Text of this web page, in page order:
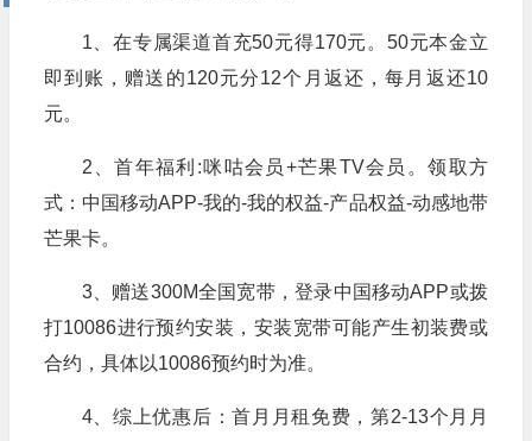
1、在专属渠道首充50元得170元。50元本金立
即到账，赠送的120元分12个月返还，每月返还10
元。
2、首年福利:咪咕会员+芒果TV会员。领取方
式：中国移动APP-我的-我的权益-产品权益-动感地带
芒果卡。
3、赠送300M全国宽带，登录中国移动APP或拨
打10086进行预约安装，安装宽带可能产生初装费或
合约，具体以10086预约时为准。
4、综上优惠后：首月月租免费，第2-13个月月